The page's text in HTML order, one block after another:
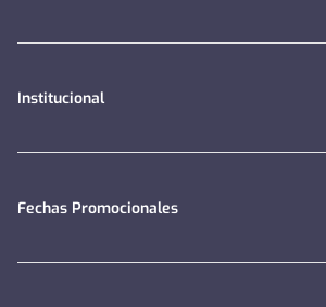
Institucional
Fechas Promocionales